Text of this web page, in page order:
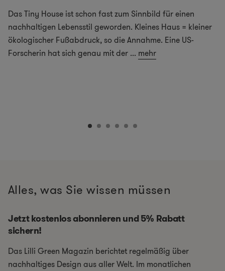
Das Tiny House ist schon fast zum Sinnbild für einen
nachhaltigen Lebensstil geworden. Kleines Haus = kleiner
ökologischer Fußabdruck, so die Annahme. Eine US-
Forscherin hat sich genau mit der ... mehr
Alles, was Sie wissen müssen
Jetzt kostenlos abonnieren und 5% Rabatt
sichern!
Das Lilli Green Magazin berichtet regelmäßig über
nachhaltiges Design aus aller Welt. Im monatlichen